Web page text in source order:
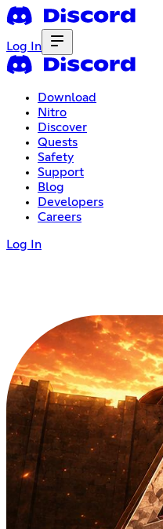
Log In
Download
Nitro
Discover
Quests
Safety
Support
Blog
Developers
Careers
Log In